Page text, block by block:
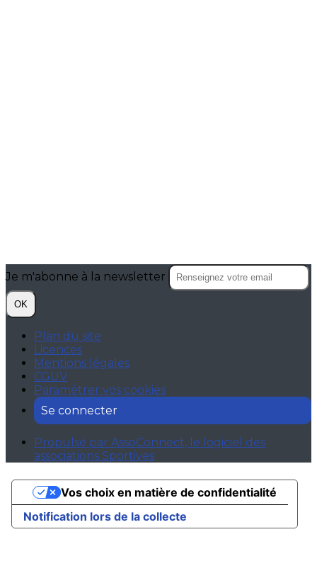
Je m'abonne à la newsletter
OK
Plan du site
Licences
Mentions légales
CGUV
Paramétrer vos cookies
Se connecter
Propulsé par AssoConnect, le logiciel des
associations Sportives
Notification lors de la collecte
Vos choix en matière de confidentialité